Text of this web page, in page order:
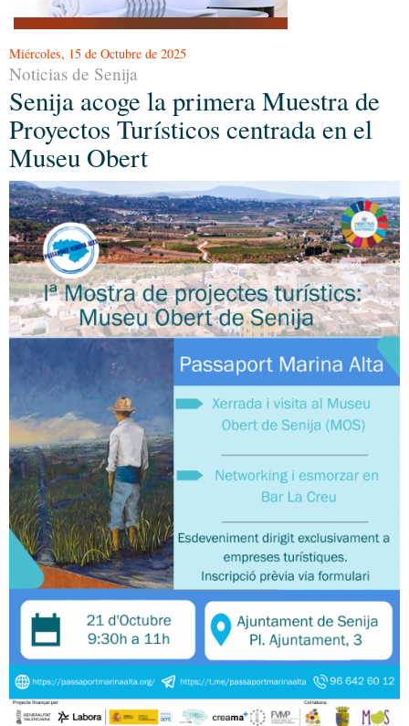
Miércoles, 15 de Octubre de 2025
Noticias de Senija
Senija acoge la primera Muestra de
Proyectos Turísticos centrada en el
Museu Obert